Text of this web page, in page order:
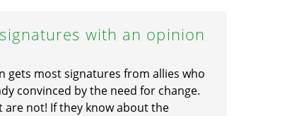
with an opinion
gets most signatures from allies who
convinced by the need for change.
are not! If they know about the